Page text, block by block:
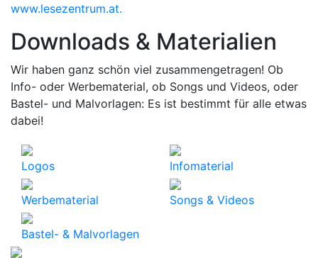
www.lesezentrum.at.
Downloads & Materialien
Wir haben ganz schön viel zusammengetragen! Ob
Info- oder Werbematerial, ob Songs und Videos, oder
Bastel- und Malvorlagen: Es ist bestimmt für alle etwas
dabei!
Logos Infomaterial
Werbematerial Songs & Videos
Bastel- & Malvorlagen